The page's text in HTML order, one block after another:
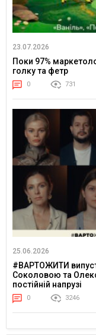
23.07.2026
Поки 97%
голку та фетр
0 731
25.06.2026
#ВАРТОЖИТИ
Соколовою та
постійній напрузі
0 3246